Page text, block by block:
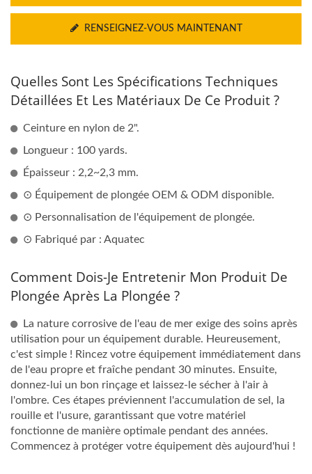
RENSEIGNEZ-VOUS MAINTENANT
Quelles Sont Les Spécifications Techniques
Détaillées Et Les Matériaux De Ce Produit ?
Ceinture en nylon de 2".
Longueur : 100 yards.
Épaisseur : 2,2~2,3 mm.
⊙ Équipement de plongée OEM & ODM disponible.
⊙ Personnalisation de l'équipement de plongée.
⊙ Fabriqué par : Aquatec
Comment Dois-Je Entretenir Mon Produit De
Plongée Après La Plongée ?
La nature corrosive de l'eau de mer exige des soins après
utilisation pour un équipement durable. Heureusement,
c'est simple ! Rincez votre équipement immédiatement dans
de l'eau propre et fraîche pendant 30 minutes. Ensuite,
donnez-lui un bon rinçage et laissez-le sécher à l'air à
l'ombre. Ces étapes préviennent l'accumulation de sel, la
rouille et l'usure, garantissant que votre matériel
fonctionne de manière optimale pendant des années.
Commencez à protéger votre équipement dès aujourd'hui !